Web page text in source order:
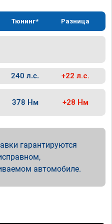
Тюнинг* Разница
240 л.с. +22 л.с.
378 Нм +28 Нм
гарантируются
автомобиле.